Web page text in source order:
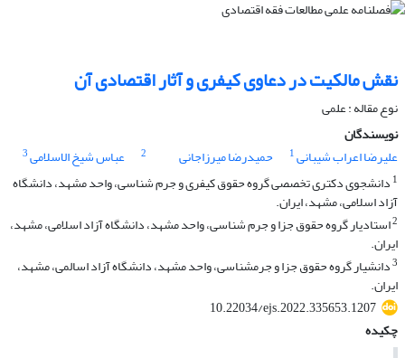
نقش مالکیت در دعاوی کیفری و آثار اقتصادی آن
نوع مقاله : علمی
نویسندگان
علیرضا اعراب شیبانی1 حمیدرضا میرزاجانی 2 عباس شیخ الاسلامی3
1 دانشجوی دکتری تخصصی گروه حقوق کیفری و جرم شناسی، واحد مشهد، دانشگاه
آزاد اسلامی، مشهد، ایران.
2استادیار گروه حقوق جزا و جرم شناسی، واحد مشهد، دانشگاه آزاد اسلامی، مشهد،
ایران.
3دانشیار گروه حقوق جزا و جرمشناسی، واحد مشهد، دانشگاه آزاد اسالمی، مشهد،
ایران.
10.22034/ejs.2022.335653.1207
چکیده